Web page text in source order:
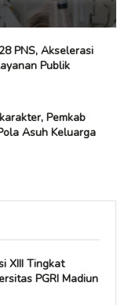
PNS, Akselerasi
Publik
Pemkab
Asuh Keluarga
XIII Tingkat
PGRI Madiun